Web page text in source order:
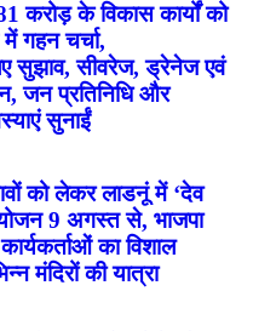
करोड़ के विकास कार्यों को
गहन चर्चा,
सुझाव, सीवरेज, ड्रेनेज एवं
जन प्रतिनिधि और
सुनाईं
को लेकर लाडनूं में ‘देव
9 अगस्त से, भाजपा
का विशाल
मंदिरों की यात्रा